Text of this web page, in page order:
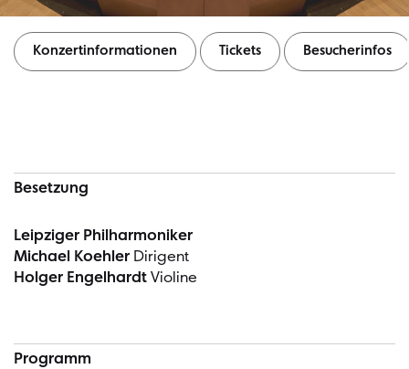
Konzertinformationen Tickets Besucherinfos
Besetzung
Leipziger Philharmoniker
Michael Koehler Dirigent
Holger Engelhardt Violine
Programm